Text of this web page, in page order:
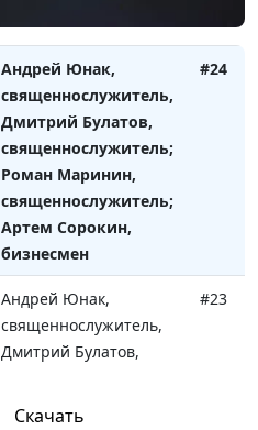
бизнесмен
Андрей Юнак,
священнослужитель,
Дмитрий Булатов,
священнослужитель;
Роман Маринин,
священнослужитель;
Артем Сорокин,
бизнесмен
#24
Андрей Юнак,
священнослужитель,
Дмитрий Булатов,
#23
Скачать